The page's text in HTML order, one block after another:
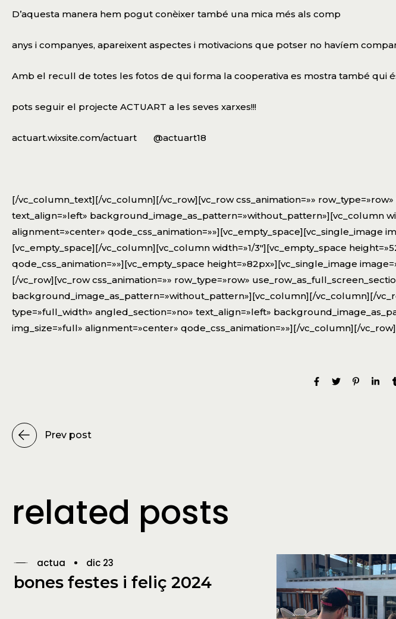
D’aquesta manera hem pogut conèixer també una mica més als comp
anys i companyes, apareixent aspectes i motivacions que potser no havíem
Amb el recull de totes les fotos de qui forma la cooperativa es mostra també qui
pots seguir el projecte ACTUART a les seves xarxes!!!
actuart.wixsite.com/actuart @actuart18
[/vc_column_text][/vc_column][/vc_row][vc_row css_animation=»»
text_align=»left» background_image_as_pattern=»without_pattern»][vc_column
alignment=»center» qode_css_animation=»»][vc_empty_space][vc_single_image
[vc_empty_space][/vc_column][vc_column width=»1/3″][vc_empty_space
qode_css_animation=»»][vc_empty_space height=»82px»][vc_single_image
[/vc_row][vc_row css_animation=»» row_type=»row»
background_image_as_pattern=»without_pattern»][vc_column][/vc_column][/
type=»full_width» angled_section=»no» text_align=»left»
img_size=»full» alignment=»center» qode_css_animation=»»][/vc_column][/vc_row]
Prev post
related posts
actua dic 23
bones festes i feliç 2024